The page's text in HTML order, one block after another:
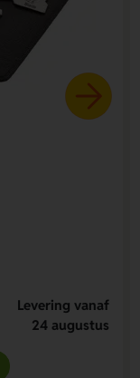
Levering vanaf
24 augustus